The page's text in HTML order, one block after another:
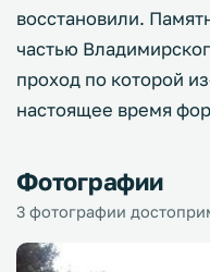
восстановили.
частью
проход по которой
настоящее время
Фотографии
3 фотографии